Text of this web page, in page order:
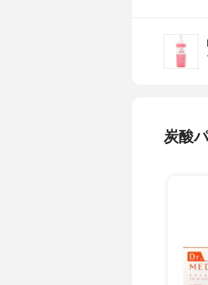
炭酸